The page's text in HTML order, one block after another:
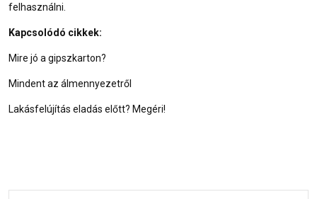
felhasználni.
Kapcsolódó cikkek:
Mire jó a gipszkarton?
Mindent az álmennyezetről
Lakásfelújítás eladás előtt? Megéri!